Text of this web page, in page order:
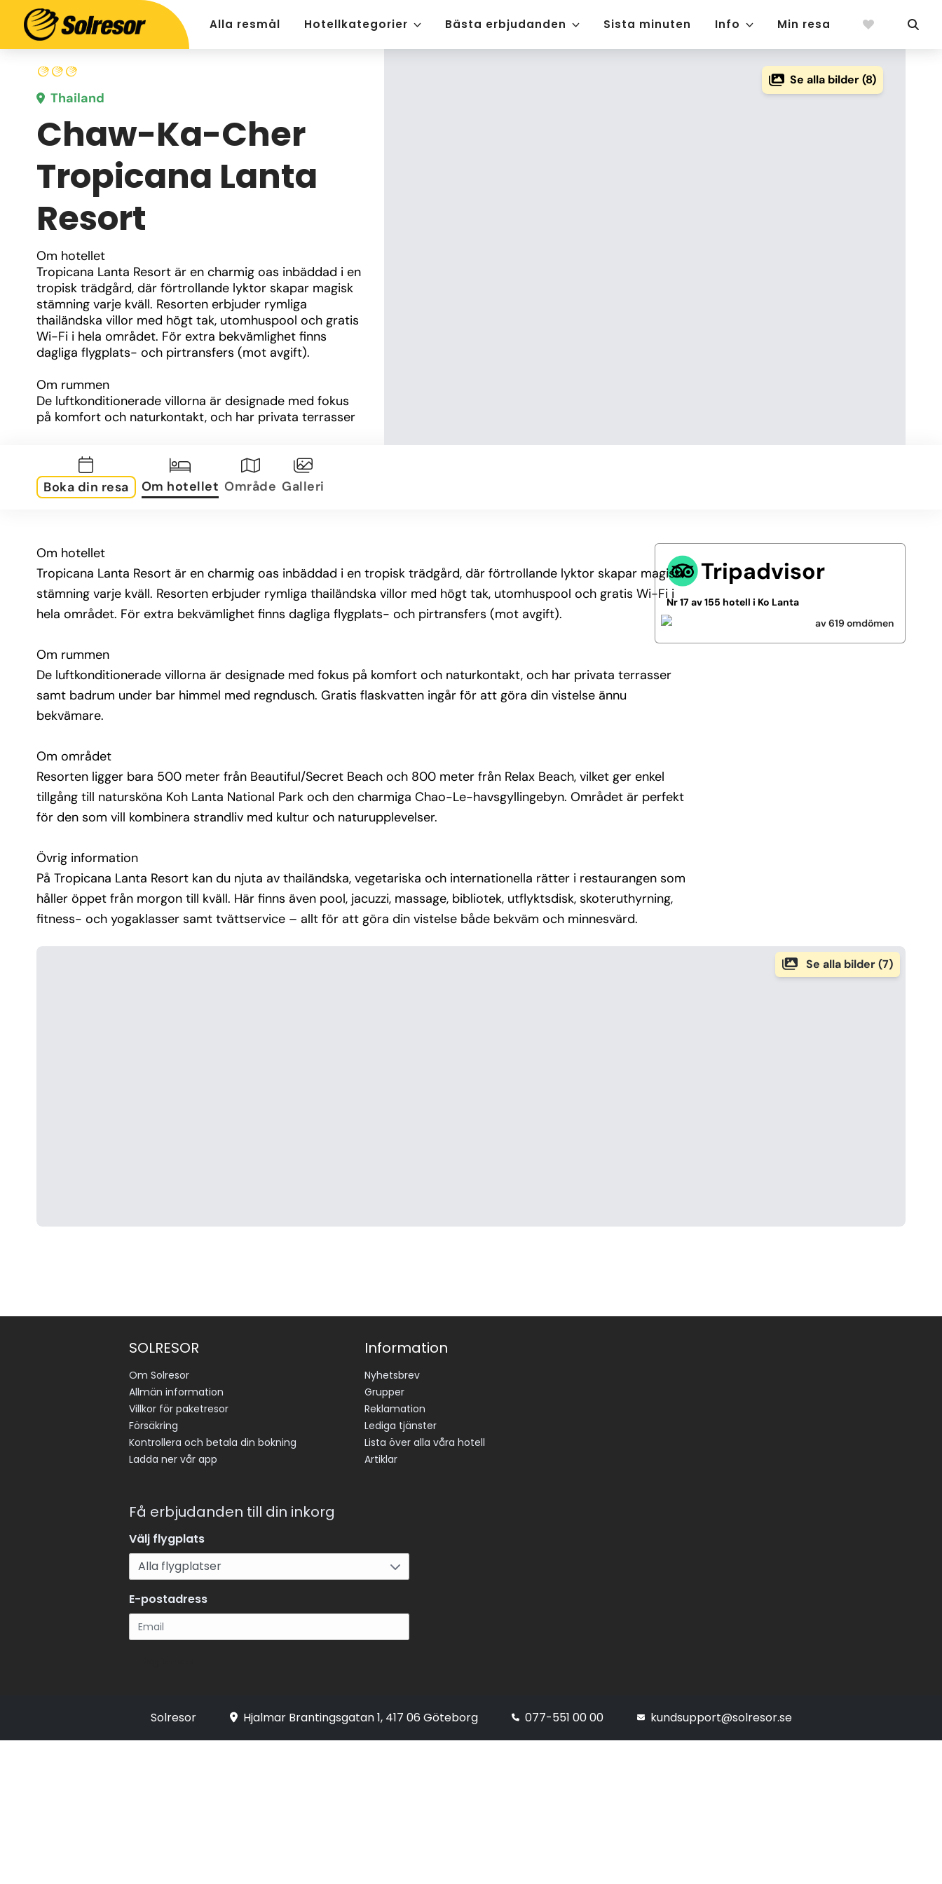
Alla resmål Hotellkategorier Bästa erbjudanden Sista minuten Info Min resa
Thailand
Chaw-Ka-Cher
Tropicana Lanta
Resort
Om hotellet
Tropicana Lanta Resort är en charmig oas inbäddad i en
tropisk trädgård, där förtrollande lyktor skapar magisk
stämning varje kväll. Resorten erbjuder rymliga
thailändska villor med högt tak, utomhuspool och gratis
Wi-Fi i hela området. För extra bekvämlighet finns
dagliga flygplats- och pirtransfers (mot avgift).
Om rummen
De luftkonditionerade villorna är designade med fokus
på komfort och naturkontakt, och har privata terrasser
bekvämare.
Om området
tillgång till natursköna Koh Lanta National Park och den
charmiga Chao-Le-havsgyllingebyn. Området är
perfekt för den som vill kombinera strandliv med kultur
och naturupplevelser.
vegetariska och internationella rätter i restaurangen
som håller öppet från morgon till kväll. Här finns även
pool, jacuzzi, massage, bibliotek, utflyktsdisk,
skoteruthyrning, fitness- och yogaklasser samt
tvättservice – allt för att göra din vistelse både bekväm
Se alla bilder (8)
Boka din resa Om hotellet Område Galleri
Om hotellet
Tropicana Lanta Resort är en charmig oas inbäddad i en tropisk trädgård, där förtrollande lyktor skapar magisk
stämning varje kväll. Resorten erbjuder rymliga thailändska villor med högt tak, utomhuspool och gratis Wi-Fi i
hela området. För extra bekvämlighet finns dagliga flygplats- och pirtransfers (mot avgift).
Om rummen
De luftkonditionerade villorna är designade med fokus på komfort och naturkontakt, och har privata terrasser
samt badrum under bar himmel med regndusch. Gratis flaskvatten ingår för att göra din vistelse ännu
bekvämare.
Om området
Resorten ligger bara 500 meter från Beautiful/Secret Beach och 800 meter från Relax Beach, vilket ger enkel
tillgång till natursköna Koh Lanta National Park och den charmiga Chao-Le-havsgyllingebyn. Området är perfekt
för den som vill kombinera strandliv med kultur och naturupplevelser.
Övrig information
På Tropicana Lanta Resort kan du njuta av thailändska, vegetariska och internationella rätter i restaurangen som
håller öppet från morgon till kväll. Här finns även pool, jacuzzi, massage, bibliotek, utflyktsdisk, skoteruthyrning,
fitness- och yogaklasser samt tvättservice – allt för att göra din vistelse både bekväm och minnesvärd.
Tripadvisor
Nr 17 av 155 hotell i Ko Lanta
av 619 omdömen
Se alla bilder (7)
SOLRESOR
Om Solresor
Allmän information
Villkor för paketresor
Försäkring
Kontrollera och betala din bokning
Ladda ner vår app
Information
Nyhetsbrev
Grupper
Reklamation
Lediga tjänster
Lista över alla våra hotell
Artiklar
Få erbjudanden till din inkorg
Välj flygplats
E-postadress
Solresor Hjalmar Brantingsgatan 1, 417 06 Göteborg 077-551 00 00 kundsupport@solresor.se